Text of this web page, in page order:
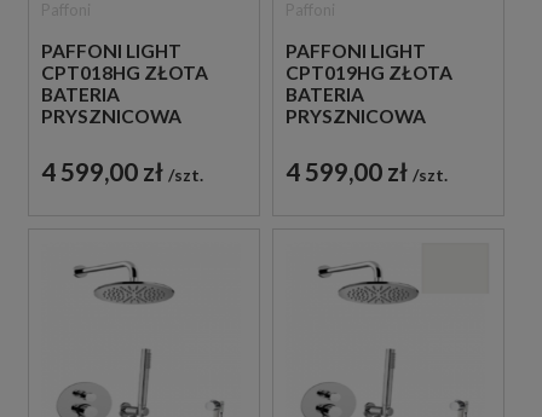
PAFFONI LIGHT
CPT018HG ZŁOTA
BATERIA
PRYSZNICOWA
TERMOSTATYCZNA 2-
DROŻNA
4 599,00 zł szt.
PAFFONI LIGHT
CPT019HG ZŁOTA
BATERIA
PRYSZNICOWA
TERMOSTATYCZNA 3-
DROŻNA
4 599,00 zł szt.